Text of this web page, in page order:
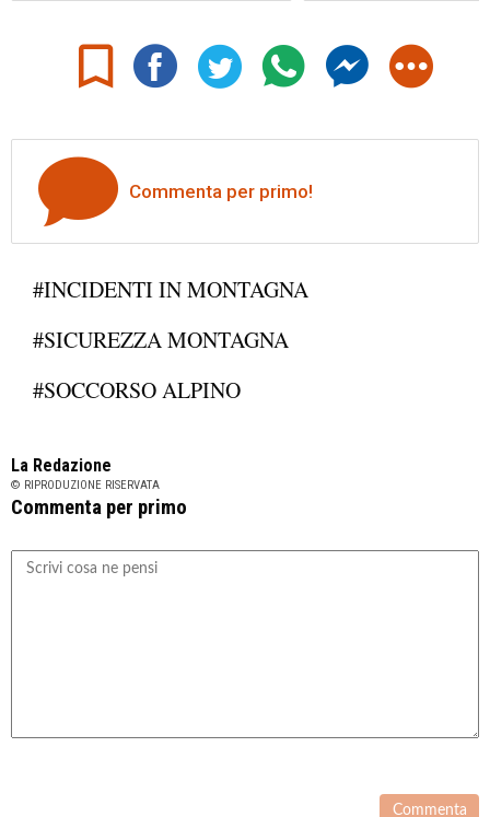
Commenta per primo!
#INCIDENTI IN MONTAGNA
#SICUREZZA MONTAGNA
#SOCCORSO ALPINO
La Redazione
© RIPRODUZIONE RISERVATA
Commenta per primo